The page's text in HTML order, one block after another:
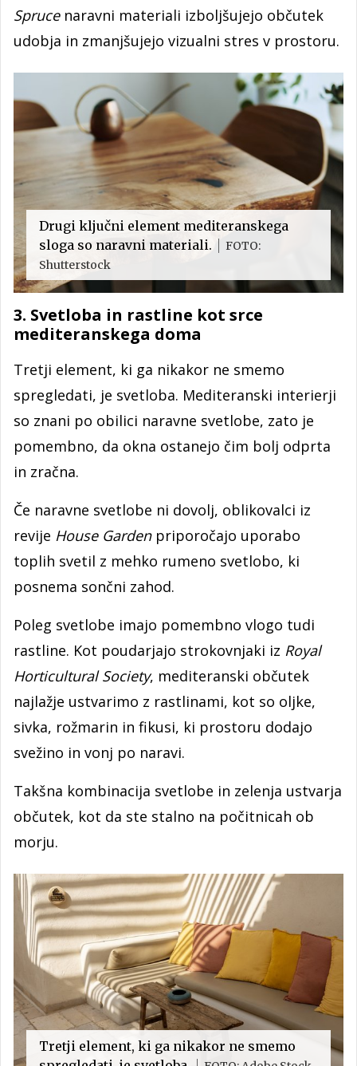
Sprucenaravni materiali izboljšujejo občutek
udobja in zmanjšujejo vizualni stres v prostoru.
Drugi ključni element mediteranskega
sloga so naravni materiali.
FOTO:
Shutterstock
3. Svetloba in rastline kot srce
mediteranskega doma
Tretji element, ki ga nikakor ne smemo
spregledati, je svetloba. Mediteranski interierji
so znani po obilici naravne svetlobe, zato je
pomembno, da okna ostanejo čim bolj odprta
in zračna.
Če naravne svetlobe ni dovolj, oblikovalci iz
revije House Garden priporočajo uporabo
toplih svetil z mehko rumeno svetlobo, ki
posnema sončni zahod.
Poleg svetlobe imajo pomembno vlogo tudi
rastline. Kot poudarjajo strokovnjaki iz Royal
Horticultural Society, mediteranski občutek
najlažje ustvarimo z rastlinami, kot so oljke,
sivka, rožmarin in fikusi, ki prostoru dodajo
svežino in vonj po naravi.
Takšna kombinacija svetlobe in zelenja ustvarja
občutek, kot da ste stalno na počitnicah ob
morju.
Tretji element, ki ga nikakor ne smemo